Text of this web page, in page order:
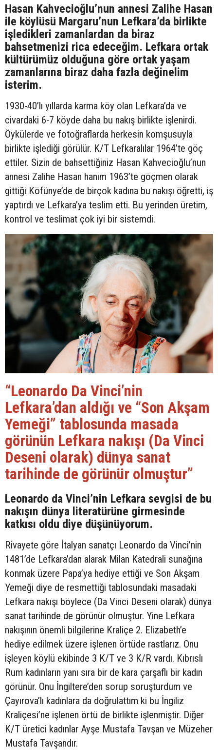
Hasan Kahvecioğlu’nun annesi Zalihe Hasan
ile köylüsü Margaru’nun Lefkara’da birlikte
işledikleri zamanlardan da biraz
bahsetmenizi rica edeceğim. Lefkara ortak
kültürümüz olduğuna göre ortak yaşam
zamanlarına biraz daha fazla değinelim
isterim.
1930-40’lı yıllarda karma köy olan Lefkara’da ve
civardaki 6-7 köyde daha bu nakış birlikte işlenirdi.
Öykülerde ve fotoğraflarda herkesin komşusuyla
birlikte işlediği görülür. K/T Lefkaralılar 1964’te göç
ettiler. Sizin de bahsettiğiniz Hasan Kahvecioğlu’nun
annesi Zalihe Hasan hanım 1963’te göçmen olarak
gittiği Köfünye’de de birçok kadına bu nakışı öğretti, iş
yaptırdı ve Lefkara’ya teslim etti. Bu yerinden üretim,
kontrol ve teslimat çok iyi bir sistemdi.
“Leonardo Da Vinci’nin
Lefkara’dan aldığı ve “Son Akşam
Yemeği” tablosunda masada
görünün Lefkara nakışı (Da Vinci
Deseni olarak) dünya sanat
tarihinde de görünür olmuştur”
Leonardo da Vinci’nin Lefkara sevgisi de bu
nakışın dünya literatürüne girmesinde
katkısı oldu diye düşünüyorum.
Rivayete göre İtalyan sanatçı Leonardo da Vinci’nin
1481’de Lefkara’dan alarak Milan Katedrali sunağına
konmak üzere Papa’ya hediye ettiği ve Son Akşam
Yemeği diye de resmettiği tablosundaki masadaki
Lefkara nakışı böylece (Da Vinci Deseni olarak) dünya
sanat tarihinde de görünür olmuştur. Yine Lefkara
nakışının önemli bilgilerine Kraliçe 2. Elizabeth’e
hediye edilmek üzere işlenen örtüde rastlarız. Onu
işleyen köylü ekibinde 3 K/T ve 3 K/R vardı. Kıbrıslı
Rum kadınların yanı sıra bir de kara çarşaflı bir kadın
görünür. Onu İngiltere’den sorup soruşturdum ve
Çayırova’lı kadınlara da doğrulattım ki bu İngiliz
Kraliçesi’ne işlenen örtü de birlikte işlenmiştir. Diğer
K/T üretici kadınlar Ayşe Mustafa Tavşan ve Müzeher
Mustafa Tavşandır.